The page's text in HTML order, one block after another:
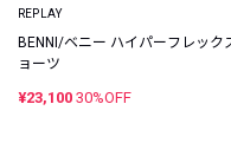
REPLAY
BENNI/ベニー ハイパーフレック
ョーツ
¥23,100 30%OFF